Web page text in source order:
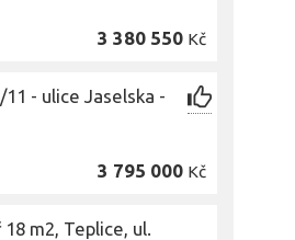
3 380 550 Kč
- ulice Jaselska -
3 795 000 Kč
m2, Teplice, ul.